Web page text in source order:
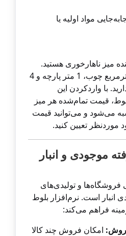
مواد اولیه یا
میز ناهارخوری هستید.
برای تولید هر میز، 5 مترمربع چوب، 1 متر پارچه و 4
با واردکردن این
قیمت تمام‌شده هر میز
می‌شود و می‌توانید قیمت
تعیین کنید.
موجودی و انبار
و تولیدی‌های
انبار است. نرم‌افزار بلوط
فراهم می‌کند:
امکان فروش چند کالا